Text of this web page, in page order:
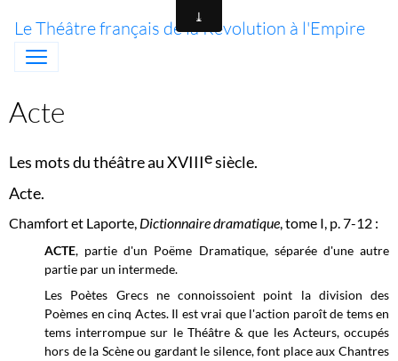
Le Théâtre français de la Révolution à l'Empire
Acte
Les mots du théâtre au XVIIIesiècle.
Acte.
Chamfort et Laporte, Dictionnaire dramatique , tome I, p. 7-12 :
ACTE, partie d'un Poëme Dramatique, séparée d'une autre
partie par un intermede.
Les Poètes Grecs ne connoissoient point la division des
Poèmes en cinq Actes. Il est vrai que l'action paroît de tems en
tems interrompue sur le Théâtre & que les Acteurs, occupés
hors de la Scène ou gardant le silence, font place aux Chantres